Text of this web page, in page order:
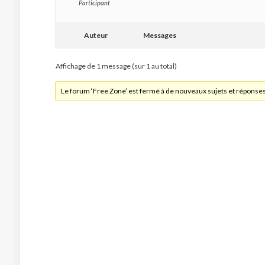
Participant
Auteur Messages
Affichage de 1 message (sur 1 au total)
Le forum ‘Free Zone’ est fermé à de nouveaux sujets et